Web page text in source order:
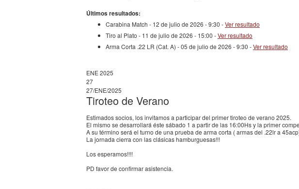
Últimos resultados:
Carabina Match - 12 de julio de 2026 - 9:30 -Ver resultado
Tiro al Plato - 11 de julio de 2026 - 15:00 -Ver resultado
Arma Corta .22 LR (Cat. A) - 05 de julio de 2026 - 9:30 -Ver resultado
ENE 2025
27
27/ENE/2025
Tiroteo de Verano
Estimados socios, los invitamos a participar del primer tiroteo de verano 2025.
El mismo se desarrollará éste sábado 1 a partir de las 16:00Hs y la primer
A su término será el turno de una prueba de arma corta ( armas del .22lr a
La jornada cierra con las clásicas hamburguesas!!!
Los esperamos!!!!
PD favor de confirmar asistencia.